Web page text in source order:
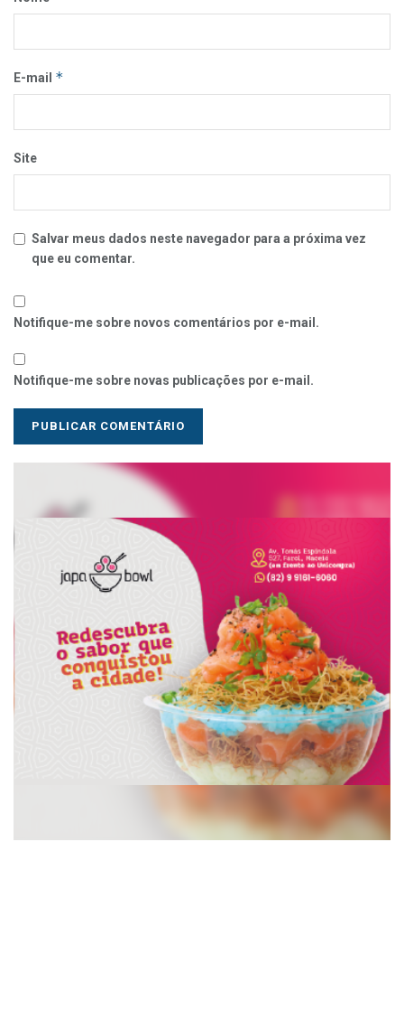
E-mail *
Site
Salvar meus dados neste navegador para a próxima vez
que eu comentar.
Notifique-me sobre novos comentários por e-mail.
Notifique-me sobre novas publicações por e-mail.